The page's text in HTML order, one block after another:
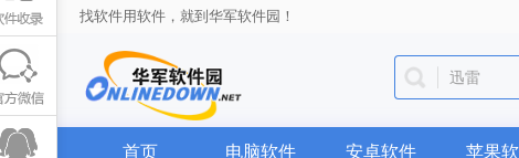
找软件用软件，就到华军软件园！
迅雷
首页 电脑软件 安卓软件 苹果